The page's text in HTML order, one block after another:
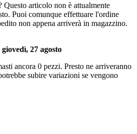
Questo articolo non è attualmente
Puoi comunque effettuare l'ordine
non appena arriverà in magazzino.
27 agosto
ancora 0 pezzi. Presto ne arriveranno
subire variazioni se vengono